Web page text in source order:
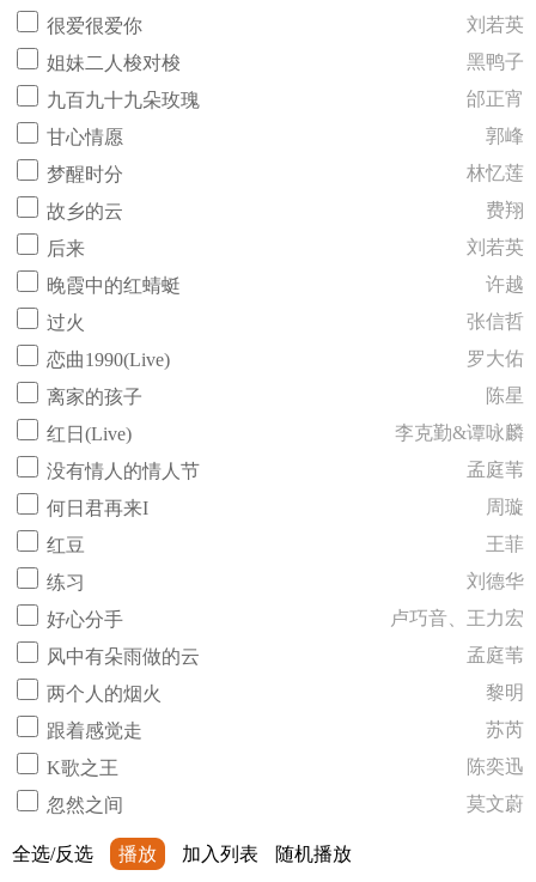
很爱很爱你
刘若英
姐妹二人梭对梭
黑鸭子
九百九十九朵玫瑰
邰正宵
甘心情愿
郭峰
梦醒时分
林忆莲
故乡的云
费翔
后来
刘若英
晚霞中的红蜻蜓
许越
过火
张信哲
恋曲1990(Live)
罗大佑
离家的孩子
陈星
红日(Live)
李克勤&谭咏麟
没有情人的情人节
孟庭苇
何日君再来I
周璇
红豆
王菲
练习
刘德华
好心分手
卢巧音、王力宏
风中有朵雨做的云
孟庭苇
两个人的烟火
黎明
跟着感觉走
苏芮
K歌之王
陈奕迅
忽然之间
莫文蔚
全选/反选 播放 加入列表 随机播放